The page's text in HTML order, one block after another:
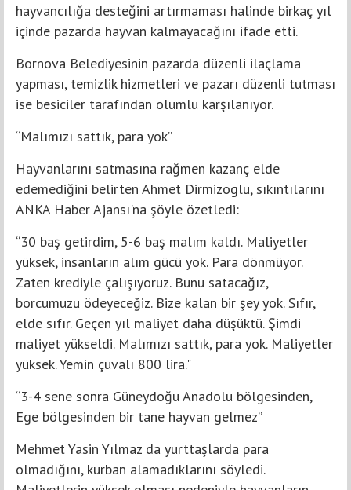
hayvancılığa desteğini artırmaması halinde birkaç yıl
içinde pazarda hayvan kalmayacağını ifade etti.
Bornova Belediyesinin pazarda düzenli ilaçlama
yapması, temizlik hizmetleri ve pazarı düzenli tutması
ise besiciler tarafından olumlu karşılanıyor.
“Malımızı sattık, para yok”
Hayvanlarını satmasına rağmen kazanç elde
edemediğini belirten Ahmet Dirmizoglu, sıkıntılarını
ANKA Haber Ajansı'na şöyle özetledi:
“30 baş getirdim, 5-6 baş malım kaldı. Maliyetler
yüksek, insanların alım gücü yok. Para dönmüyor.
Zaten krediyle çalışıyoruz. Bunu satacağız,
borcumuzu ödeyeceğiz. Bize kalan bir şey yok. Sıfır,
elde sıfır. Geçen yıl maliyet daha düşüktü. Şimdi
maliyet yükseldi. Malımızı sattık, para yok. Maliyetler
yüksek. Yemin çuvalı 800 lira."
“3-4 sene sonra Güneydoğu Anadolu bölgesinden,
Ege bölgesinden bir tane hayvan gelmez”
Mehmet Yasin Yılmaz da yurttaşlarda para
olmadığını, kurban alamadıklarını söyledi.